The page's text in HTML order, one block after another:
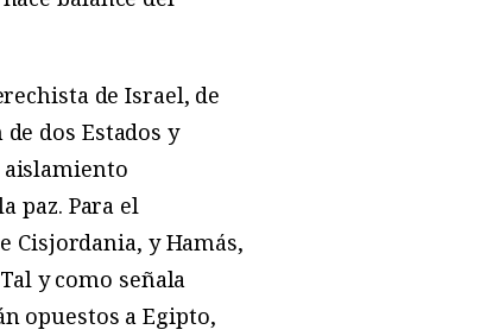
de Israel, de
dos Estados y
aislamiento
paz. Para el
Cisjordania, y Hamás,
y como señala
opuestos a Egipto,